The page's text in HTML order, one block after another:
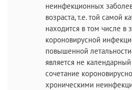
неинфекционных
возраста, т.е. той самой
находится в том числе в
короновирусной
повышенной
является не
сочетание
хроническими